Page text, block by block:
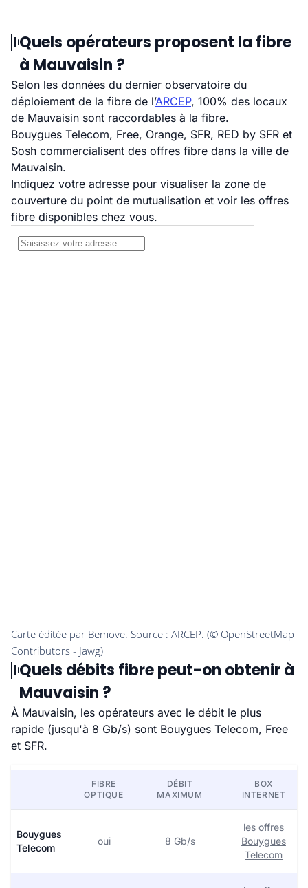
Quels opérateurs proposent la fibre
à Mauvaisin ?
Selon les données du dernier observatoire du
déploiement de la fibre de l’ARCEP, 100% des locaux
de Mauvaisin sont raccordables à la fibre.
Bouygues Telecom, Free, Orange, SFR, RED by SFR et
Sosh commercialisent des offres fibre dans la ville de
Mauvaisin.
Indiquez votre adresse pour visualiser la zone de
couverture du point de mutualisation et voir les offres
fibre disponibles chez vous.
Quels débits fibre peut-on obtenir à
Mauvaisin ?
À Mauvaisin, les opérateurs avec le débit le plus
rapide (jusqu'à 8 Gb/s) sont Bouygues Telecom, Free
et SFR.
FIBRE
OPTIQUE
DÉBIT
MAXIMUM
BOX
INTERNET
Bouygues
Telecom
oui 8 Gb/s
les offres
Bouygues
Telecom